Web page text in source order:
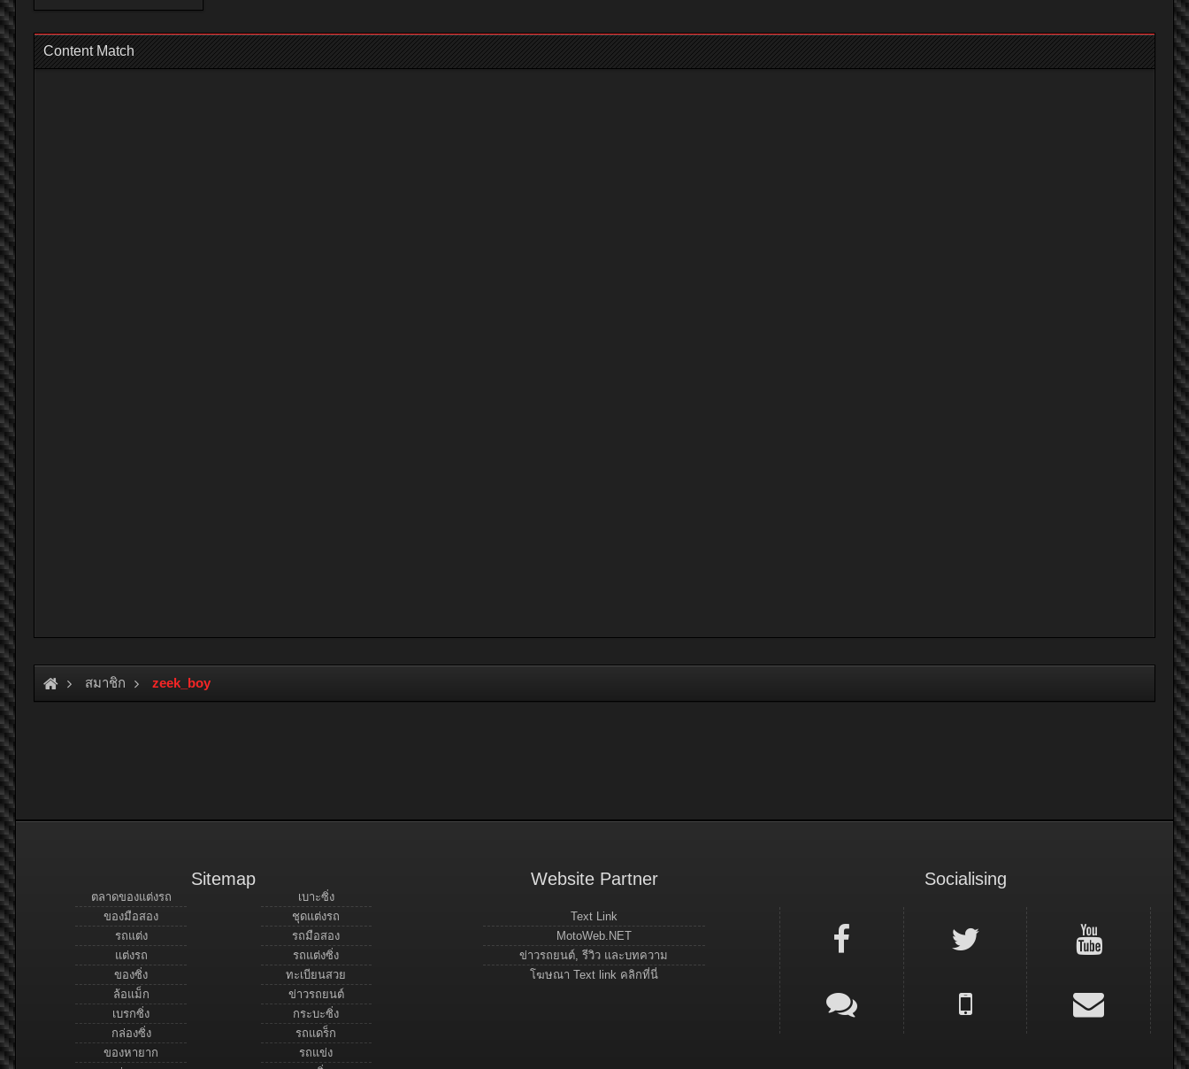
Content Match
สมาชิก zeek_boy
Sitemap
ตลาดของแต่งรถ
ของมือสอง
รถแต่ง
แต่งรถ
ของซิ่ง
ล้อแม็ก
เบรกซิ่ง
กล่องซิ่ง
ของหายาก
เบาะซิ่ง
ชุดแต่งรถ
รถมือสอง
รถแต่งซิ่ง
ทะเบียนสวย
ข่าวรถยนต์
กระบะซิ่ง
รถแดร็ก
รถแข่ง
Website Partner
Text Link
MotoWeb.NET
ข่าวรถยนต์, รีวิว และบทความ
โฆษณา Text link คลิกที่นี่
Socialising